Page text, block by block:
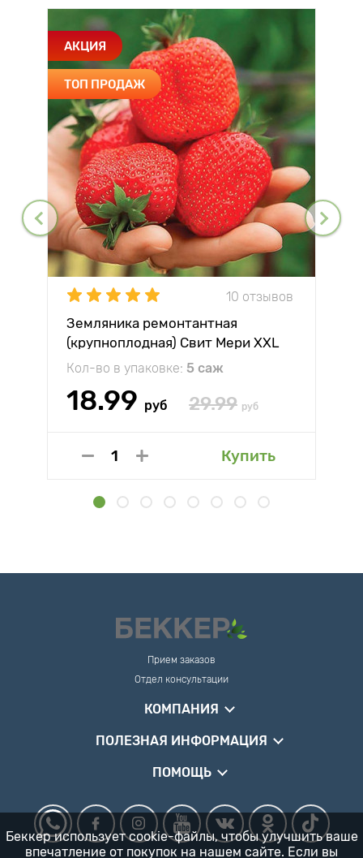
АКЦИЯ
ТОП ПРОДАЖ
10 отзывов
Земляника ремонтантная
(крупноплодная) Свит Мери XXL
Кол-во в упаковке: 5 саж
18.99 руб 29.99 руб
Купить
Прием заказов
Отдел консультации
КОМПАНИЯ
ПОЛЕЗНАЯ ИНФОРМАЦИЯ
ПОМОЩЬ
Беккер использует cookie-файлы, чтобы улучшить ваше
впечатление от покупок на нашем сайте. Если вы